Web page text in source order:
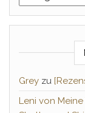
Grey zu
Leni von